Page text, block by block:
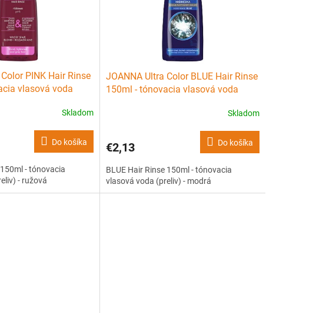
PINK Hair Rinse
vlasová voda
Skladom
Do košíka
- tónovacia
- ružová
JOANNA Ultra Color BLUE Hair Rinse
150ml - tónovacia vlasová voda
Skladom
€2,13 Do košíka
BLUE Hair Rinse 150ml - tónovacia
vlasová voda (preliv) - modrá